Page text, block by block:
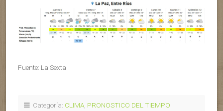
Fuente: La Sexta
Categoría: CLIMA PRONOSTICO DEL TIEMPO